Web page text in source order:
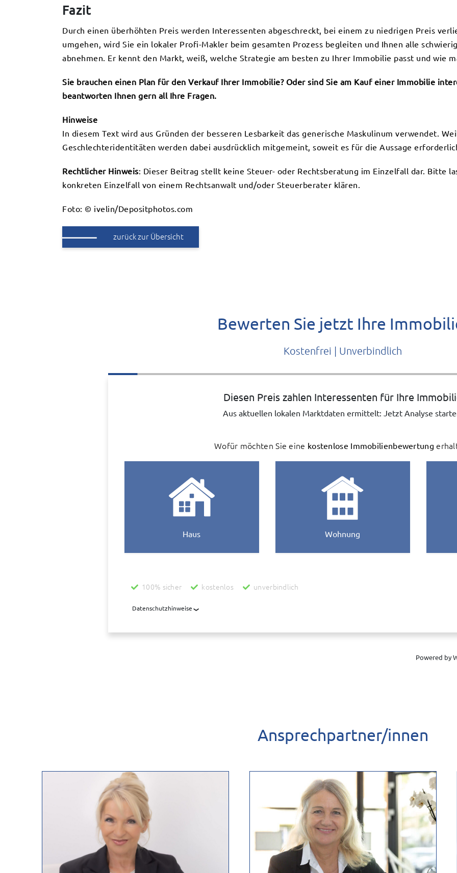
Fazit
Durch einen überhöhten Preis werden Interessenten abgeschreckt, bei einem zu niedrigen Preis
umgehen, wird Sie ein lokaler Profi-Makler beim gesamten Prozess begleiten und Ihnen alle
abnehmen. Er kennt den Markt, weiß, welche Strategie am besten zu Ihrer Immobilie passt und wie
Sie brauchen einen Plan für den Verkauf Ihrer Immobilie? Oder sind Sie am Kauf einer Immobilie
beantworten Ihnen gern all Ihre Fragen.
Hinweise
In diesem Text wird aus Gründen der besseren Lesbarkeit das generische Maskulinum verwendet.
Geschlechteridentitäten werden dabei ausdrücklich mitgemeint, soweit es für die Aussage
Rechtlicher Hinweis: Dieser Beitrag stellt keine Steuer- oder Rechtsberatung im Einzelfall dar. Bitte
konkreten Einzelfall von einem Rechtsanwalt und/oder Steuerberater klären.
Foto: © ivelin/Depositphotos.com
zurück zur Übersicht
Bewerten Sie jetzt Ihre
Kostenfrei | Unverbindlich
Diesen Preis zahlen Interessenten für Ihre
Aus aktuellen lokalen Marktdaten ermittelt: Jetzt Analyse
Wofür möchten Sie eine kostenlose Immobilienbewertung
Haus Wohnung
100% sicher kostenlos unverbindlich
Datenschutzhinweise
übermittelt. Diese Daten werden zur Verbesserung des bereit gestellten Systems genutzt und anonymisiert zu
Powered by
Ansprechpartner/innen